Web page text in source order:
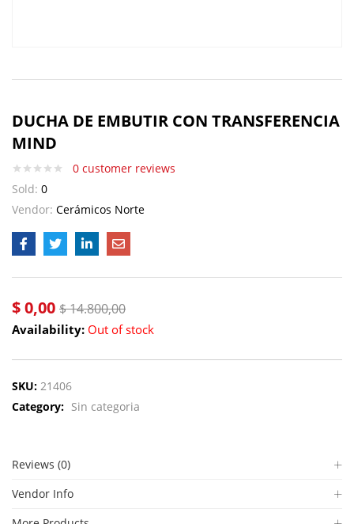
DUCHA DE EMBUTIR CON TRANSFERENCIA
MIND
0 customer reviews
Sold: 0
Vendor: Cerámicos Norte
$0,00 $14.800,00
Availability: Out of stock
SKU: 21406
Category: Sin categoria
Reviews (0)
Vendor Info